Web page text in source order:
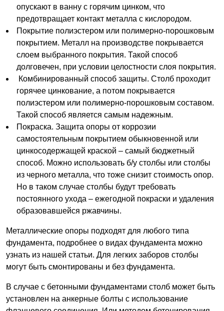
опускают в ванну с горячим цинком, что
предотвращает контакт металла с кислородом.
Покрытие полиэстером или полимерно-порошковым
покрытием. Металл на производстве покрывается
слоем выбранного покрытия. Такой способ
долговечен, при условии целостности слоя покрытия.
Комбинированный способ защиты. Столб проходит
горячее цинкование, а потом покрывается
полиэстером или полимерно-порошковым составом.
Такой способ является самым надежным.
Покраска. Защита опоры от коррозии
самостоятельным покрытием обыкновенной или
цинкосодержащей краской – самый бюджетный
способ. Можно использовать б/у столбы или столбы
из черного металла, что тоже снизит стоимость опор.
Но в таком случае столбы будут требовать
постоянного ухода – ежегодной покраски и удаления
образовавшейся ржавчины.
Металлические опоры подходят для любого типа
фундамента, подробнее о видах фундамента можно
узнать из нашей статьи. Для легких заборов столбы
могут быть смонтированы и без фундамента.
В случае с бетонными фундаментами столб может быть
установлен на анкерные болты с использование